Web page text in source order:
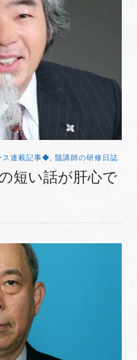
ス連載記事◆, 鬚講師の研修日誌
短い話が肝心で